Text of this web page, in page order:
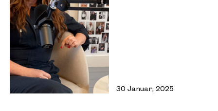
30 Januar, 2025